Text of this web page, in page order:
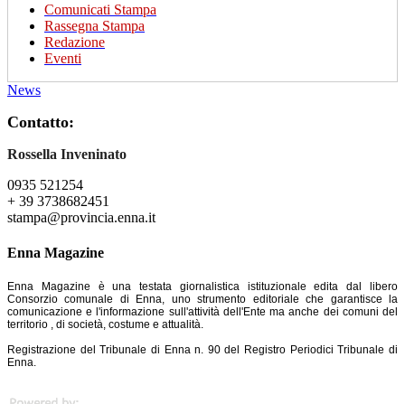
Comunicati Stampa
Rassegna Stampa
Redazione
Eventi
News
Contatto:
Rossella Inveninato
0935 521254
+ 39 3738682451
stampa@provincia.enna.it
Enna Magazine
Enna Magazine è una testata giornalistica istituzionale edita dal libero
Consorzio comunale di Enna, uno strumento editoriale che garantisce la
comunicazione e l'informazione sull'attività dell'Ente ma anche dei comuni del
territorio , di società, costume e attualità.
Registrazione del Tribunale di Enna n. 90 del Registro Periodici Tribunale di
Enna.